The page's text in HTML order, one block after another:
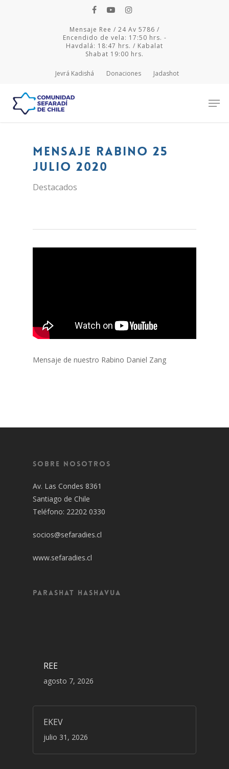
Mensaje Ree / 24 Av 5786 /
Encendido de vela: 17:50 hrs. -
Havdalá: 18:47 hrs. / Kabalat
Shabat 19:00 hrs.
Jevrá Kadishá Donaciones Jadashot
Hit enter to search or ESC to close
Mensaje Rabino 25
julio 2020
Destacados
Mensaje de nuestro Rabino Daniel Zang
Sobre Nosotros
Av. Las Condes 8361
Santiago de Chile
Teléfono: 22202 0330
socios@sefaradies.cl
www.sefaradies.cl
Parashat Hashavua
REE
agosto 7, 2026
EKEV
julio 31, 2026